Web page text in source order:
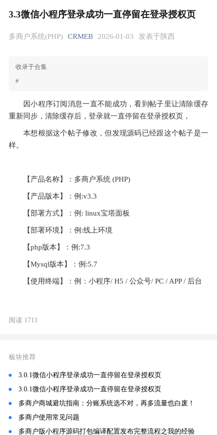
3.3微信小程序登录成功一直停留在登录授权页
多商户系统(PHP) CRMEB 2026-01-03 发表于陕西
收录于合集
#
因小程序订阅消息一直不能成功，看到帖子里让清除缓存
重新同步，清除缓存后，登录就一直停留在登录授权页，
本想根据这个帖子修改，但发现源码已经跟这个帖子是一
样。
【产品名称】：多商户系统 (PHP)
【产品版本】：例:v3.3
【部署方式】：例: linux宝塔面板
【部署环境】：例:线上环境
【php版本】：例:7.3
【Mysql版本】：例:5.7
【使用终端】：例：小程序/ H5 / 公众号/ PC / APP / 后台
阅读 1711
板块推荐
3.0.1微信小程序登录成功一直停留在登录授权页
3.0.1微信小程序登录成功一直停留在登录授权页
多商户商城避坑指南：分账系统选不对，再多流量也白废！
多商户使用常见问题
多商户版小程序源码打包编译配置发布完整流程之我的经验